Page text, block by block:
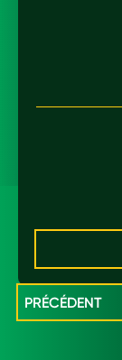
PRÉCÉDENT